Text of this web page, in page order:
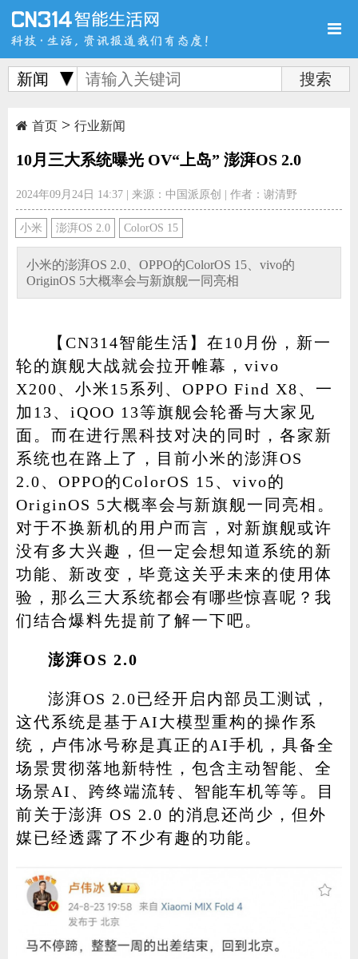
首页
导购 新闻
家电 技巧 作者
登录 注册
新闻
首页> 行业新闻
10月三大系统曝光 OV“上岛” 澎湃OS 2.0
2024年09月24日 14:37| 来源：中国派原创 | 作者：谢清野
小米 澎湃OS 2.0 ColorOS 15
小米的澎湃OS 2.0、OPPO的ColorOS 15、vivo的
OriginOS 5大概率会与新旗舰一同亮相
【CN314智能生活】在10月份，新一
轮的旗舰大战就会拉开帷幕，vivo
X200、小米15系列、OPPO Find X8、一
加13、iQOO 13等旗舰会轮番与大家见
面。而在进行黑科技对决的同时，各家新
系统也在路上了，目前小米的澎湃OS
2.0、OPPO的ColorOS 15、vivo的
OriginOS 5大概率会与新旗舰一同亮相。
对于不换新机的用户而言，对新旗舰或许
没有多大兴趣，但一定会想知道系统的新
功能、新改变，毕竟这关乎未来的使用体
验，那么三大系统都会有哪些惊喜呢？我
们结合爆料先提前了解一下吧。
澎湃OS 2.0
澎湃OS 2.0已经开启内部员工测试，
这代系统是基于AI大模型重构的操作系
统，卢伟冰号称是真正的AI手机，具备全
场景贯彻落地新特性，包含主动智能、全
场景AI、跨终端流转、智能车机等等。目
前关于澎湃 OS 2.0 的消息还尚少，但外
媒已经透露了不少有趣的功能。